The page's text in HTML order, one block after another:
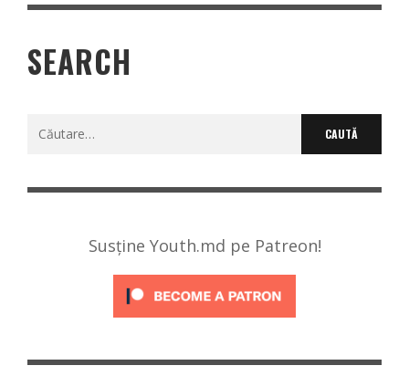
SEARCH
Caută
Susține Youth.md pe Patreon!